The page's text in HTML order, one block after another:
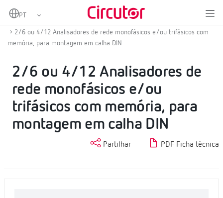
Home
Analisadores de redes fixas
2/6 ou 4/12 Analisadores de rede monofásicos e/ou trifásicos com
memória, para montagem em calha DIN
2/6 ou 4/12 Analisadores de
rede monofásicos e/ou
trifásicos com memória, para
montagem em calha DIN
Partilhar PDF Ficha técnica